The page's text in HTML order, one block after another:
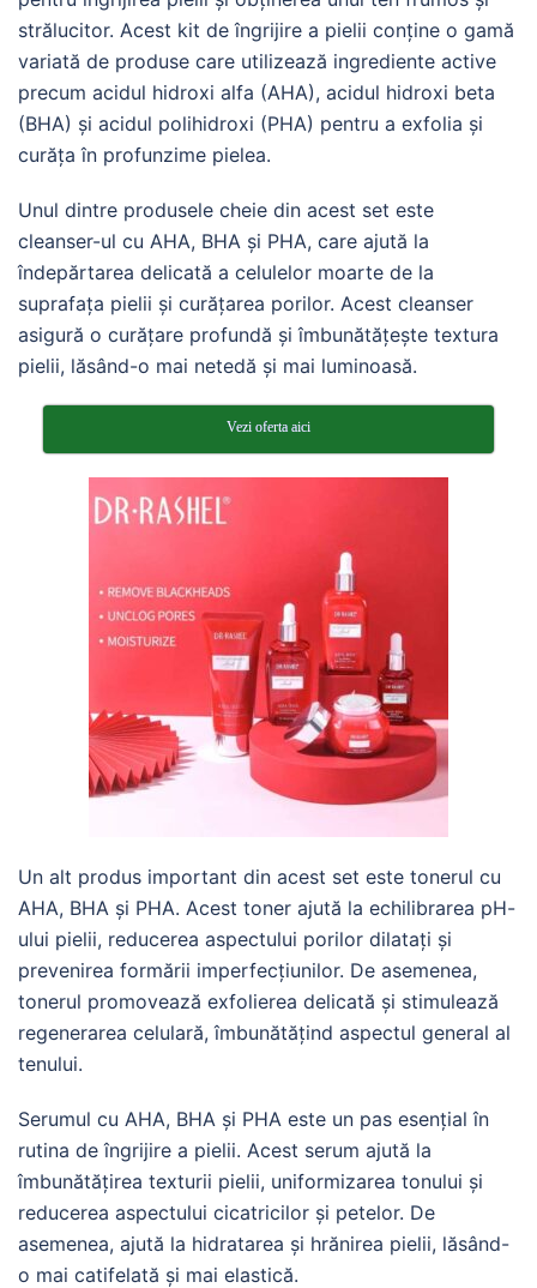
strălucitor. Acest kit de îngrijire a pielii conține o gamă
variată de produse care utilizează ingrediente active
precum acidul hidroxi alfa (AHA), acidul hidroxi beta
(BHA) și acidul polihidroxi (PHA) pentru a exfolia și
curăța în profunzime pielea.
Unul dintre produsele cheie din acest set este
cleanser-ul cu AHA, BHA și PHA, care ajută la
îndepărtarea delicată a celulelor moarte de la
suprafața pielii și curățarea porilor. Acest cleanser
asigură o curățare profundă și îmbunătățește textura
pielii, lăsând-o mai netedă și mai luminoasă.
Vezi oferta aici
Un alt produs important din acest set este tonerul cu
AHA, BHA și PHA. Acest toner ajută la echilibrarea pH-
ului pielii, reducerea aspectului porilor dilatați și
prevenirea formării imperfecțiunilor. De asemenea,
tonerul promovează exfolierea delicată și stimulează
regenerarea celulară, îmbunătățind aspectul general al
tenului.
Serumul cu AHA, BHA și PHA este un pas esențial în
rutina de îngrijire a pielii. Acest serum ajută la
îmbunătățirea texturii pielii, uniformizarea tonului și
reducerea aspectului cicatricilor și petelor. De
asemenea, ajută la hidratarea și hrănirea pielii, lăsând-
o mai catifelată și mai elastică.